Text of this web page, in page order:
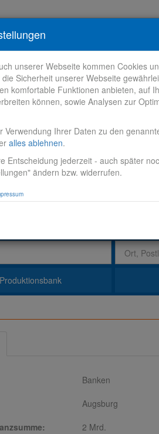
Bewerbungstipps
Produktionsbank
Banken
Augsburg
2 Mrd.
unserer Webseite kommen Cookies
Sicherheit unserer Webseite
komfortable Funktionen anbieten, auf
können, sowie Analysen zur
Verwendung Ihrer Daten zu den
alles ablehnen.
Entscheidung jederzeit - auch später
ändern bzw. widerrufen.